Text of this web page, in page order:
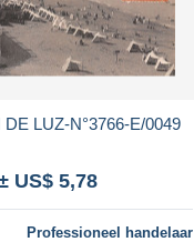
LUZ-N°3766-E/0049
US$ 5,78
Professioneel handelaar